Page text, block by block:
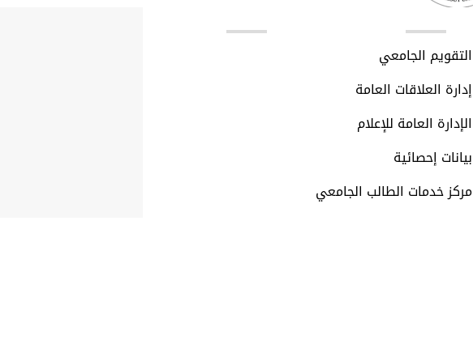
التقويم الجامعي
إدارة العلاقات العامة
الإدارة العامة للإعلام
بيانات إحصائية
مركز خدمات الطالب الجامعي